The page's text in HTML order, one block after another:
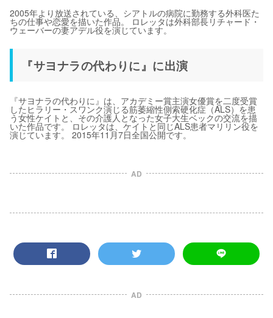
2005年より放送されている、シアトルの病院に勤務する外科医た
ちの仕事や恋愛を描いた作品。 ロレッタは外科部長リチャード・
ウェーバーの妻アデル役を演じています。
『サヨナラの代わりに』に出演
『サヨナラの代わりに』は、アカデミー賞主演女優賞を二度受賞
したヒラリー・スワンク演じる筋萎縮性側索硬化症（ALS）を患
う女性ケイトと、その介護人となった女子大生ベックの交流を描
いた作品です。 ロレッタは、ケイトと同じALS患者マリリン役を
演じています。 2015年11月7日全国公開です。
AD
AD